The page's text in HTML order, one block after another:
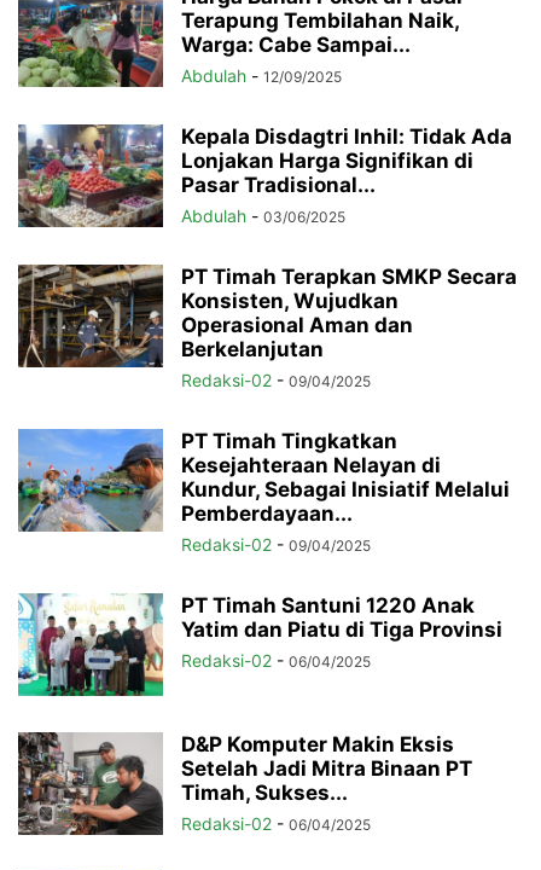
Terapung Tembilahan Naik,
Warga: Cabe Sampai...
Abdulah - 12/09/2025
Kepala Disdagtri Inhil: Tidak Ada
Lonjakan Harga Signifikan di
Pasar Tradisional...
Abdulah - 03/06/2025
PT Timah Terapkan SMKP Secara
Konsisten, Wujudkan
Operasional Aman dan
Berkelanjutan
Redaksi-02 - 09/04/2025
PT Timah Tingkatkan
Kesejahteraan Nelayan di
Kundur, Sebagai Inisiatif Melalui
Pemberdayaan...
Redaksi-02 - 09/04/2025
PT Timah Santuni 1220 Anak
Yatim dan Piatu di Tiga Provinsi
Redaksi-02 - 06/04/2025
D&P Komputer Makin Eksis
Setelah Jadi Mitra Binaan PT
Timah, Sukses...
Redaksi-02 - 06/04/2025